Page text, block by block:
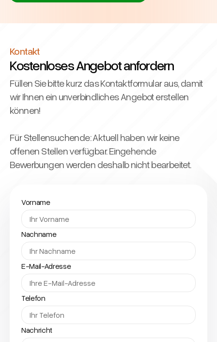
Kontakt
Kostenloses Angebot anfordern
Füllen Sie bitte kurz das Kontaktformular aus, damit
wir Ihnen ein unverbindliches Angebot erstellen
können!
Für Stellensuchende: Aktuell haben wir keine
offenen Stellen verfügbar. Eingehende
Bewerbungen werden deshalb nicht bearbeitet.
Vorname
Nachname
E-Mail-Adresse
Telefon
Nachricht